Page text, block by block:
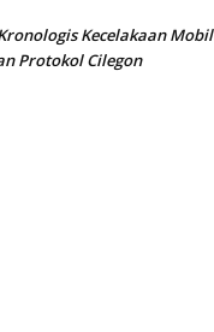
Kecelakaan Mobil
Protokol Cilegon